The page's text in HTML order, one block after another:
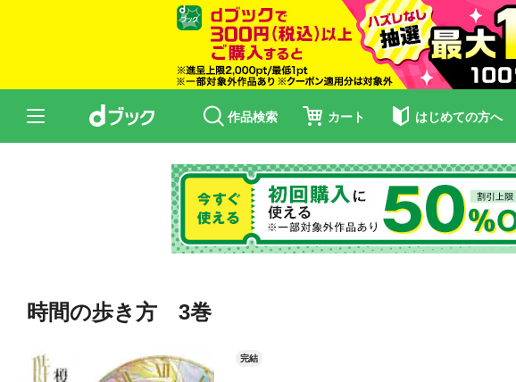
作品検索 カート はじめての方へ
時間の歩き方 3巻
完結